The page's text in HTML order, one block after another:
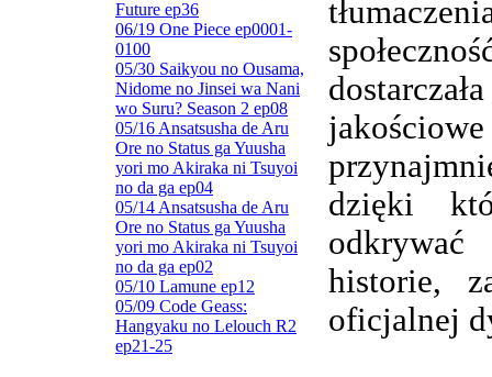
Future ep36
06/19 One Piece ep0001-
0100
05/30 Saikyou no Ousama,
Nidome no Jinsei wa Nani
wo Suru? Season 2 ep08
05/16 Ansatsusha de Aru
Ore no Status ga Yuusha
yori mo Akiraka ni Tsuyoi
no da ga ep04
05/14 Ansatsusha de Aru
Ore no Status ga Yuusha
yori mo Akiraka ni Tsuyoi
no da ga ep02
05/10 Lamune ep12
05/09 Code Geass:
Hangyaku no Lelouch R2
ep21-25
dzięki
historie,
oficjalnej